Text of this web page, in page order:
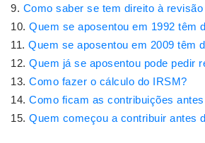
Como saber se tem direito à
Quem se aposentou em 1992 têm
Quem se aposentou em 2009 têm
Quem já se aposentou pode pedir
Como fazer o cálculo do IRSM?
Como ficam as contribuições
Quem começou a contribuir antes